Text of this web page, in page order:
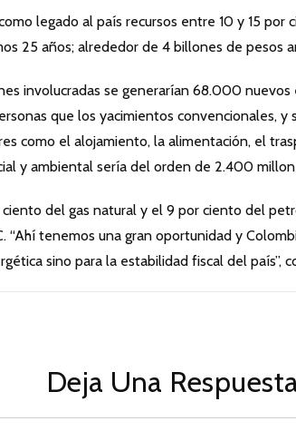
legado al país recursos entre 10 y 15
25 años; alrededor de 4 billones de pesos
involucradas se generarían 68.000
que los yacimientos convencionales, y
como el alojamiento, la alimentación, el
y ambiental sería del orden de 2.400
del gas natural y el 9 por ciento del
“Ahí tenemos una gran oportunidad y
sino para la estabilidad fiscal del país”,
Deja Una